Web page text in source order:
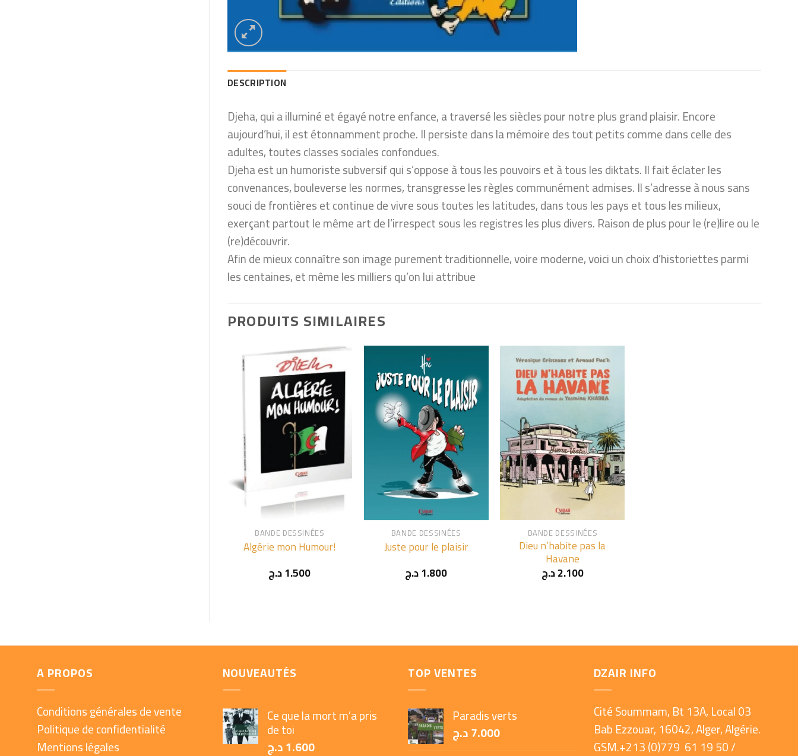
DESCRIPTION
Djeha, qui a illuminé et égayé notre enfance, a traversé les siècles pour notre plus grand plaisir. Encore
aujourd’hui, il est étonnamment proche. Il persiste dans la mémoire des tout petits comme dans celle des
adultes, toutes classes sociales confondues.
Djeha est un humoriste subversif qui s’oppose à tous les pouvoirs et à tous les diktats. Il fait éclater les
convenances, bouleverse les normes, transgresse les règles communément admises. Il s’adresse à nous sans
souci de frontières et continue de vivre sous toutes les latitudes, dans tous les pays et tous les milieux,
exerçant partout le même art de l’irrespect sous les registres les plus divers. Raison de plus pour le (re)lire ou le
(re)découvrir.
Afin de mieux connaître son image purement traditionnelle, voire moderne, voici un choix d’historiettes parmi
les centaines, et même les milliers qu’on lui attribue
PRODUITS SIMILAIRES
+
BANDE DESSINÉES
Algérie mon Humour!
1.500د.ج
BANDE DESSINÉES
Juste pour le plaisir
1.800د.ج
BANDE DESSINÉES
Dieu n’habite pas la
Havane
2.100د.ج
A PROPOS
Conditions générales de vente
Politique de confidentialité
Mentions légales
NOUVEAUTÉS
Ce que la mort m’a pris
de toi
1.600د.ج
TOP VENTES
Paradis verts
7.000د.ج
DZAIR INFO
Cité Soummam, Bt 13A, Local 03
Bab Ezzouar, 16042, Alger, Algérie.
GSM.+213 (0)779 61 19 50 /